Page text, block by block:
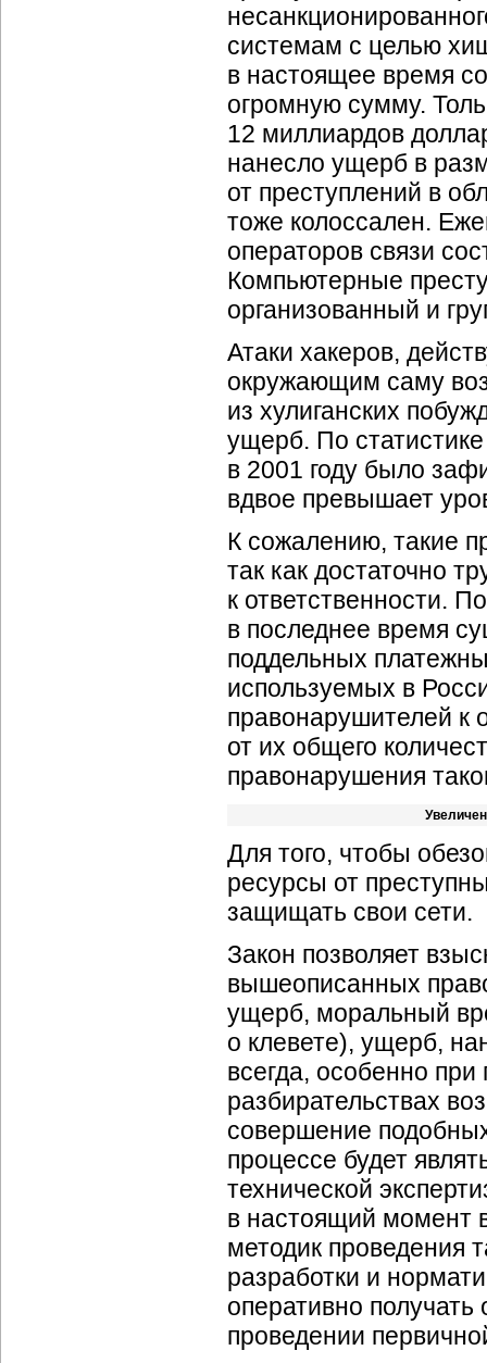
системам с целью
в настоящее время
огромную сумму.
12 миллиардов
нанесло ущерб в
от преступлений в
тоже колоссален.
операторов связи
Компьютерные
организованный и
Атаки хакеров,
окружающим саму
из хулиганских
ущерб. По
в 2001 году было
вдвое превышает
К сожалению, такие
так как достаточно
к ответственности.
в последнее время
поддельных
используемых в
правонарушителей к
от их общего
правонарушения
Для того, чтобы
ресурсы от
защищать свои сети.
Закон позволяет
вышеописанных
ущерб, моральный
о клевете), ущерб,
всегда, особенно
разбирательствах
совершение
процессе будет
технической
в настоящий момент
методик проведения
разработки и
оперативно получать
проведении